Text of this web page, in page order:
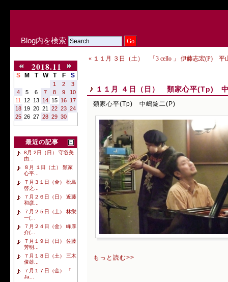
Blog内を検索
2018.11
S M T W T F S
1 2
3
4
5 6 7 8 9
10
11
12 13 14 15 16 17
18 19 20 21 22 23 24
25 26 27 28 29 30
最近の記事
8月 2日（日） 守谷美
由...
８月 １日（土） 類家
心平...
７月３１日（金） 松島
啓之...
７月２６日（日） 近藤
和彦...
７月２５日（土） 林栄
一(...
７月２４日（金） 峰厚
介(...
７月１９日（日） 佐藤
芳明...
７月１８日（土） 三木
俊雄...
７月１７日（金） 「
Ja...
« １１月 ３日（土） 「3 cello 」 伊藤志宏(P)
１１月 ４日（日） 類家心平(Tp)
類家心平(Tp) 中嶋錠二(P)
もっと読む>>